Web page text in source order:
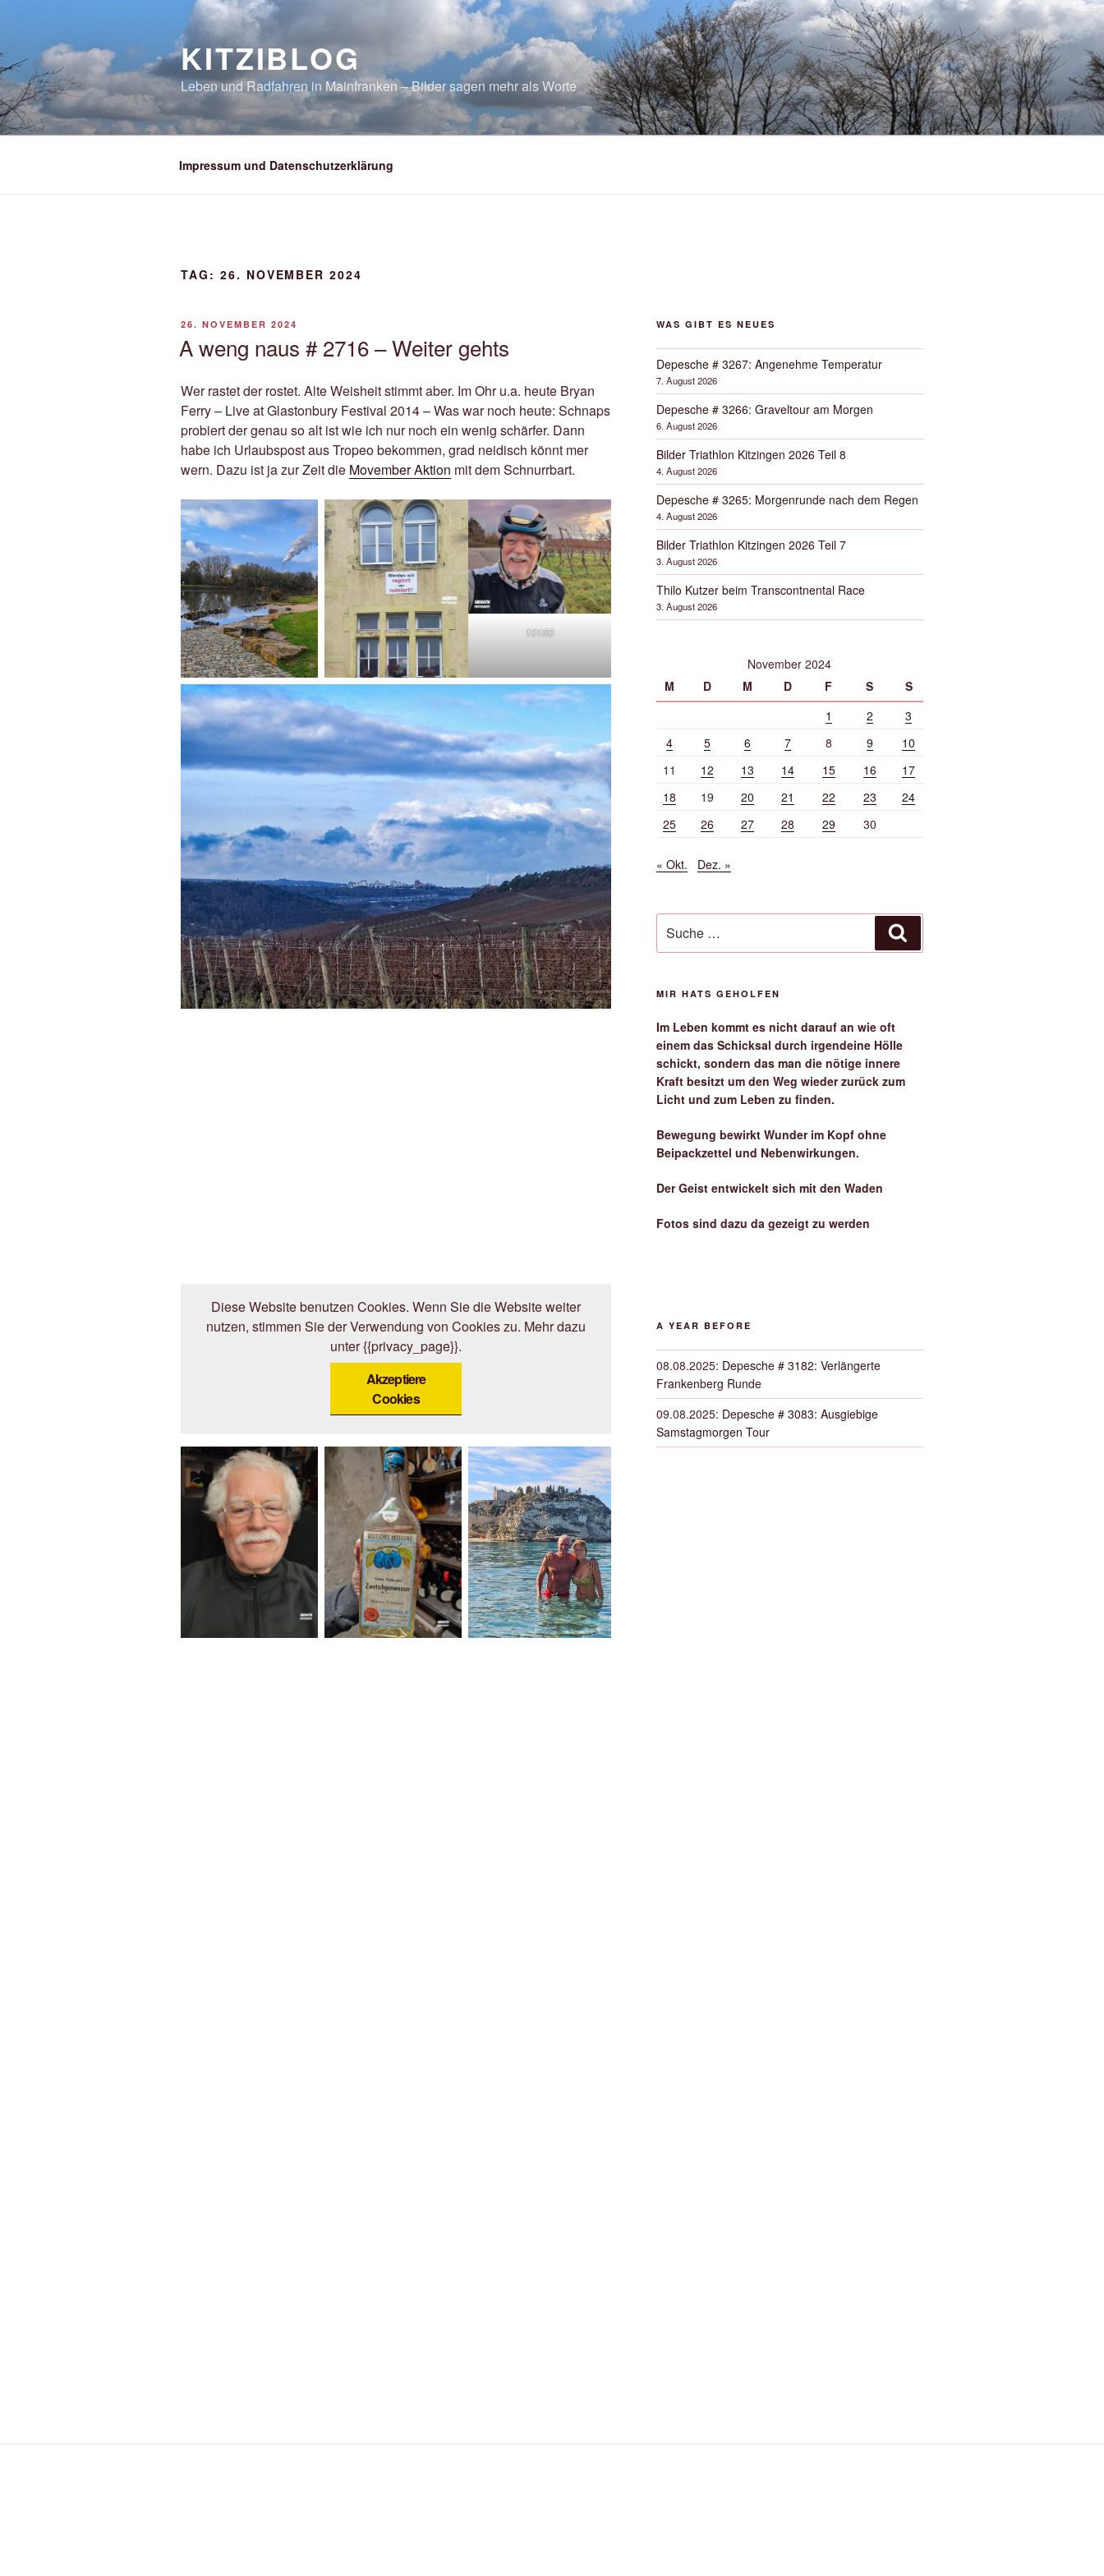
springen
KITZIBLOG
Leben und Radfahren in Mainfranken – Bilder sagen mehr als Worte
Impressum und Datenschutzerklärung
TAG: 26. NOVEMBER 2024
VERÖFFENTLICHT
26. NOVEMBER 2024
A weng naus # 2716 – Weiter gehts
Wer rastet der rostet. Alte Weisheit stimmt aber. Im Ohr u.a. heute Bryan
Ferry – Live at Glastonbury Festival 2014 – Was war noch heute: Schnaps
probiert der genau so alt ist wie ich nur noch ein wenig schärfer. Dann
habe ich Urlaubspost aus Tropeo bekommen, grad neidisch könnt mer
wern. Dazu ist ja zur Zeit die Movember Aktion mit dem Schnurrbart.
10150
Diese Website benutzen Cookies. Wenn Sie die Website weiter
nutzen, stimmen Sie der Verwendung von Cookies zu. Mehr dazu
unter {{privacy_page}}.
Akzeptiere
Cookies
WAS GIBT ES NEUES
Depesche # 3267: Angenehme Temperatur
7. August 2026
Depesche # 3266: Graveltour am Morgen
6. August 2026
Bilder Triathlon Kitzingen 2026 Teil 8
4. August 2026
Depesche # 3265: Morgenrunde nach dem Regen
4. August 2026
Bilder Triathlon Kitzingen 2026 Teil 7
3. August 2026
Thilo Kutzer beim Transcontnental Race
3. August 2026
November 2024
M
D M D F S
S
1
2
3
4
5 6 7 8 9
10
11
12 13 14 15 16
17
18
19 20 21 22 23
24
25
26 27 28 29 30
« Okt. Dez. »
nach:
MIR HATS GEHOLFEN
Im Leben kommt es nicht darauf an wie oft
einem das Schicksal durch irgendeine Hölle
schickt, sondern das man die nötige innere
Kraft besitzt um den Weg wieder zurück zum
Licht und zum Leben zu finden.
Bewegung bewirkt Wunder im Kopf ohne
Beipackzettel und Nebenwirkungen.
Der Geist entwickelt sich mit den Waden
Fotos sind dazu da gezeigt zu werden
A YEAR BEFORE
08.08.2025: Depesche # 3182: Verlängerte
Frankenberg Runde
09.08.2025: Depesche # 3083: Ausgiebige
Samstagmorgen Tour